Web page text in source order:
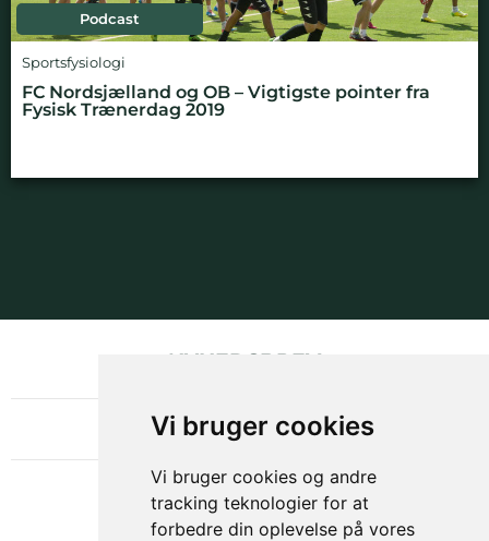
Vi bruger cookies
Vi bruger cookies og andre
tracking teknologier for at
forbedre din oplevelse på vores
Podcast
Sportsfysiologi
FC Nordsjælland og OB – Vigtigste pointer fra
Fysisk Trænerdag 2019
NYHEDSBREV
OM GAMECHANGER